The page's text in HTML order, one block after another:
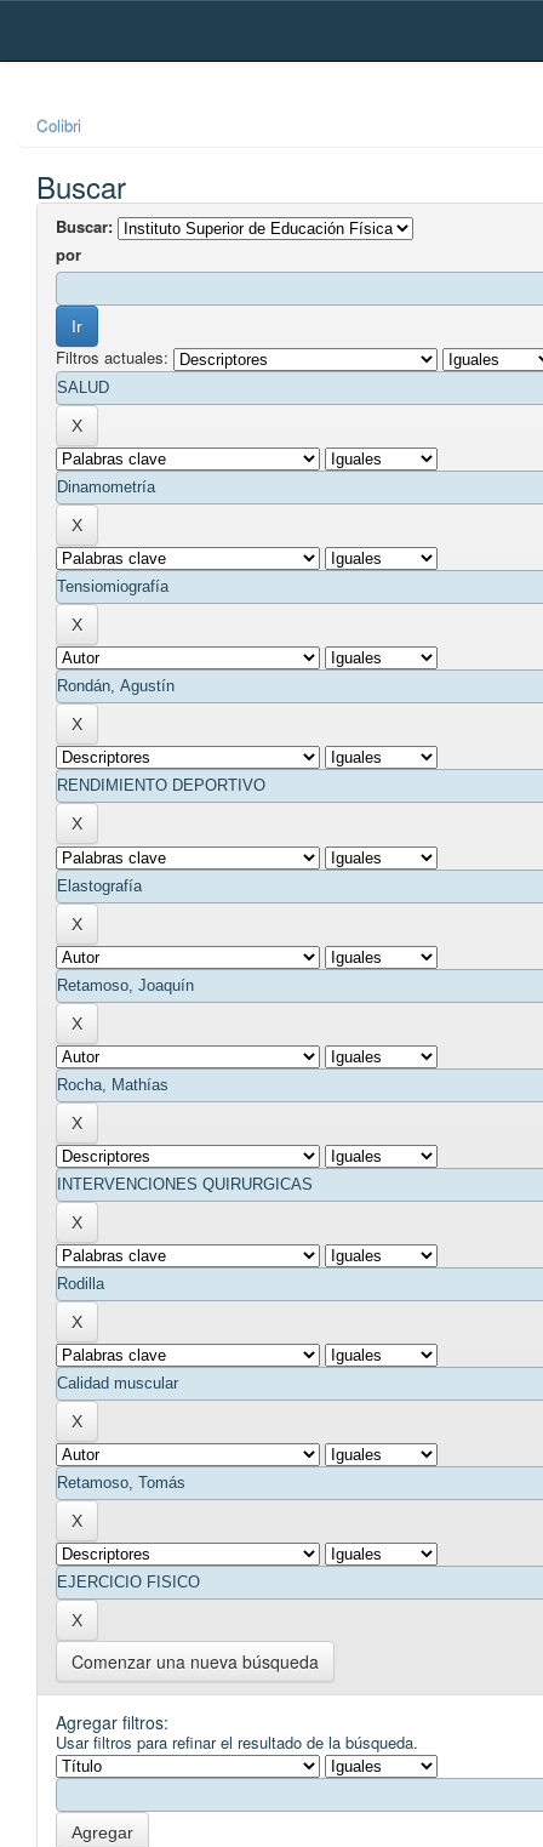
Skip
Colibri
Buscar
Buscar:
por
Filtros actuales:
Comenzar una nueva búsqueda
Agregar filtros:
Usar filtros para refinar el resultado de la búsqueda.